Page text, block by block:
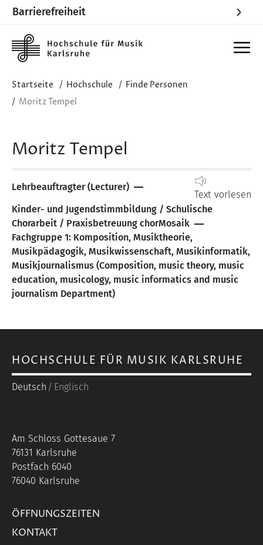
Barrierefreiheit
Startseite Hochschule
Finde Personen
Moritz Tempel
Moritz Tempel
Text vorlesen
Lehrbeauftragter (Lecturer)
Kinder- und Jugendstimmbildung / Schulische
Chorarbeit / Praxisbetreuung chorMosaik
Fachgruppe 1: Komposition, Musiktheorie,
Musikpädagogik, Musikwissenschaft, Musikinformatik,
Musikjournalismus (Composition, music theory, music
education, musicology, music informatics and music
journalism Department)
HOCHSCHULE FÜR MUSIK KARLSRUHE
Deutsch Englisch
Am Schloss Gottesaue 7
76131 Karlsruhe
Postfach 6040
76040 Karlsruhe
ÖFFNUNGSZEITEN
KONTAKT